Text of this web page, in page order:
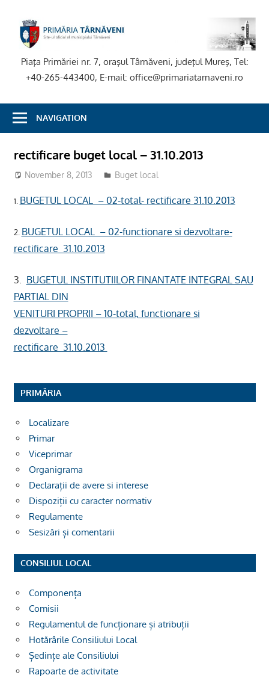
content
Piaţa Primăriei nr. 7, oraşul Târnăveni, judeţul Mureş, Tel:
+40-265-443400, E-mail: office@primariatarnaveni.ro
NAVIGATION
rectificare buget local – 31.10.2013
November 8, 2013 Buget local
1. BUGETUL LOCAL – 02-total- rectificare 31.10.2013
2. BUGETUL LOCAL – 02-functionare si dezvoltare-
rectificare 31.10.2013
3. BUGETUL INSTITUTIILOR FINANTATE INTEGRAL SAU
PARTIAL DIN
VENITURI PROPRII – 10-total, functionare si
dezvoltare –
rectificare 31.10.2013
PRIMĂRIA
Localizare
Primar
Viceprimar
Organigrama
Declarații de avere si interese
Dispoziții cu caracter normativ
Regulamente
Sesizări și comentarii
CONSILIUL LOCAL
Componența
Comisii
Regulamentul de funcționare și atribuții
Hotărârile Consiliului Local
Ședințe ale Consiliului
Rapoarte de activitate